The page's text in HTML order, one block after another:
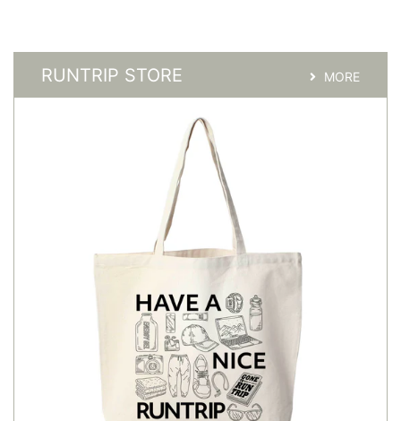
RUNTRIP STORE MORE